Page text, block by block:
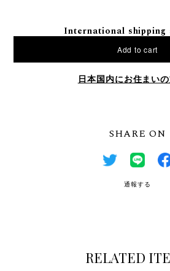
International shipping
Add to cart
日本国内にお住まい
SHARE ON
通報する
RELATED